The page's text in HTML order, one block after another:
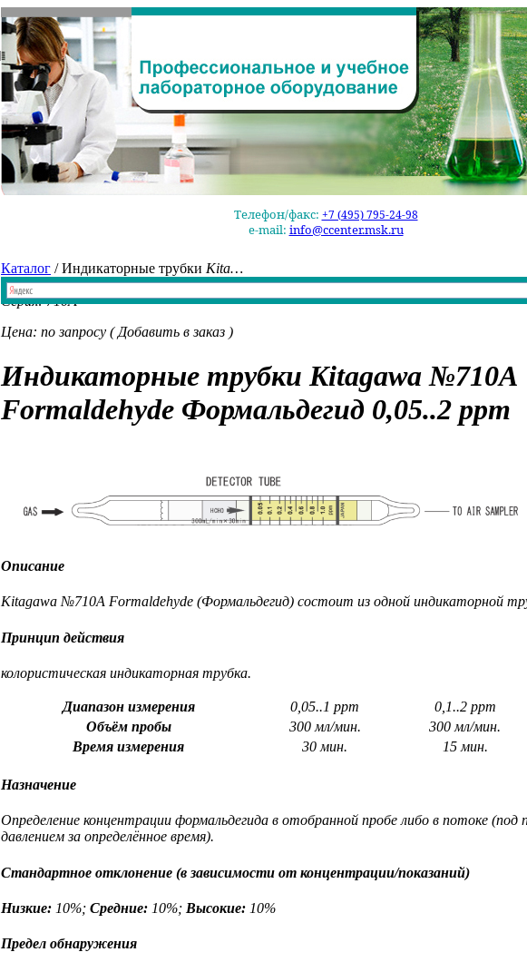
Телефон/факс: +7 (495) 795-24-98
e-mail: info@ccenter.msk.ru
Каталог / Индикаторные трубки Kita…
Серия: 710A
Цена: по запросу ( Добавить в заказ )
Индикаторные трубкиKitagawa №710A
Formaldehyde Формальдегид 0,05..2 ppm
Описание
Kitagawa №710A Formaldehyde (Формальдегид) состоит из одной индикаторной
Принцип действия
колористическая индикаторная трубка.
Диапазон измерения 0,05..1 ppm
0,1..2 ppm
Объём пробы
300 мл/мин.
300 мл/мин.
Время измерения
30 мин. 15 мин.
Назначение
Определение концентрации формальдегида в отобранной пробе либо в потоке
давлением за определённое время).
Стандартное отклонение (в зависимости от концентрации/показаний)
Низкие: 10%; Средние: 10%; Высокие: 10%
Предел обнаружения